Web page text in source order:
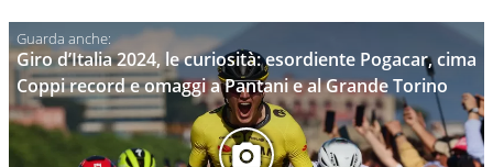
Giro d’Italia 2024, le curiosità: esordiente Pogacar, cima
Coppi record e omaggi a Pantani e al Grande Torino